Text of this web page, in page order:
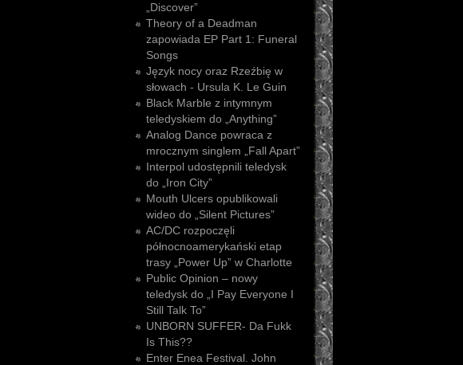
„Discover”
Theory of a Deadman
zapowiada EP Part 1: Funeral
Songs
Język nocy oraz Rzeźbię w
słowach - Ursula K. Le Guin
Black Marble z intymnym
teledyskiem do „Anything”
Analog Dance powraca z
mrocznym singlem „Fall Apart”
Interpol udostępnili teledysk
do „Iron City”
Mouth Ulcers opublikowali
wideo do „Silent Pictures”
AC/DC rozpoczęli
północnoamerykański etap
trasy „Power Up” w Charlotte
Public Opinion – nowy
teledysk do „I Pay Everyone I
Still Talk To”
UNBORN SUFFER- Da Fukk
Is This??
Enter Enea Festival. John